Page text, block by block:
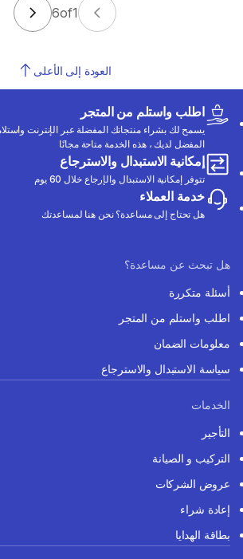
1
of
6
العودة إلى الأعلى
اطلب واستلم من المتجر
يسمح لك بشراء منتجاتك المفضلة عبر الإنترنت
المفضل لديك ، هذه الخدمة متاحة مجانًا
إمكانية الاستبدال والاسترجاع
تتوفر إمكانية الاستبدال والإرجاع خلال 60 يوم
خدمة العملاء
هل تحتاج إلى مساعدة؟ نحن هنا لمساعدتك
هل تبحث عن مساعدة؟
أسئلة متكررة
اطلب واستلم من المتجر
معلومات الضمان
سياسة الاستبدال والاسترجاع
الخدمات
التأجير
التركيب و الصيانة
عروض الشركات
إعادة شراء
بطاقة الهدايا